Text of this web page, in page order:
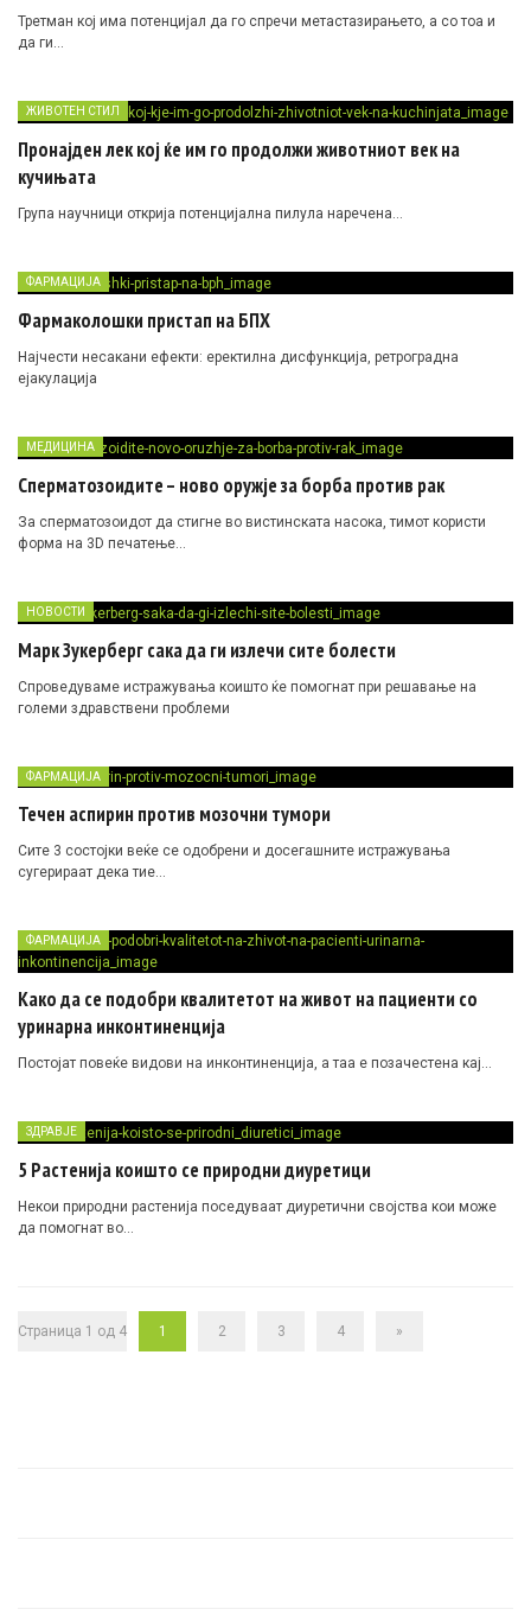
Третман кој има потенцијал да го спречи метастазирањето, а со тоа и
да ги…
ЖИВОТЕН СТИЛ
Пронајден лек кој ќе им го продолжи животниот век на
кучињата
Група научници открија потенцијална пилула наречена…
ФАРМАЦИЈА
Фармаколошки пристап на БПХ
Најчести несакани ефекти: еректилна дисфункција, ретроградна
ејакулација
МЕДИЦИНА
Сперматозоидите – ново оружје за борба против рак
За сперматозоидот да стигне во вистинската насока, тимот користи
форма на 3D печатење…
НОВОСТИ
Марк Зукерберг сака да ги излечи сите болести
Спроведуваме истражувања коишто ќе помогнат при решавање на
големи здравствени проблеми
ФАРМАЦИЈА
Течен аспирин против мозочни тумори
Сите 3 состојки веќе се одобрени и досегашните истражувања
сугерираат дека тие…
ФАРМАЦИЈА
Како да се подобри квалитетот на живот на пациенти со
уринарна инконтиненција
Постојат повеќе видови на инконтиненција, а таа е позачестена кај…
ЗДРАВЈЕ
5 Растенија коишто се природни диуретици
Некои природни растенија поседуваат диуретични својства кои може
да помогнат во…
Страница 1 од 4 1 2 3 4 »